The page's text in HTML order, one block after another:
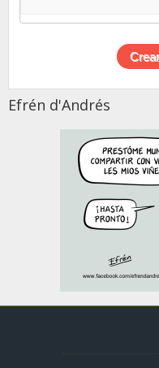
Efrén d'Andrés